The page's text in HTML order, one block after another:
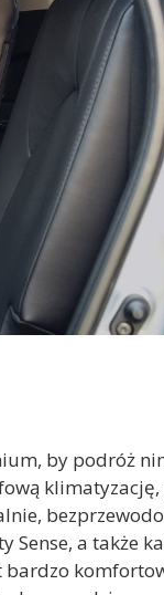
by podróż
Sense, a także
bardzo